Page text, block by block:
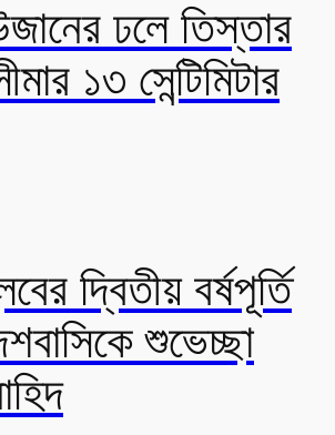
ঢলে তিস্তার
১৩ সেন্টিমিটার
দ্বিতীয় বর্ষপূর্তি
শুভেচ্ছা